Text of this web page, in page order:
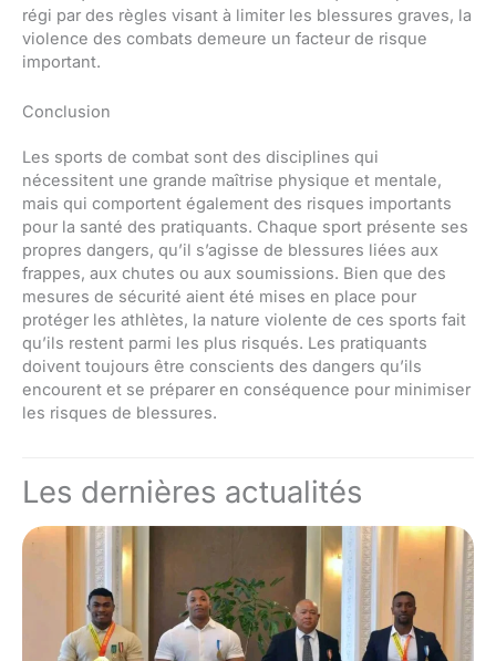
régi par des règles visant à limiter les blessures graves, la
violence des combats demeure un facteur de risque
important.
Conclusion
Les sports de combat sont des disciplines qui
nécessitent une grande maîtrise physique et mentale,
mais qui comportent également des risques importants
pour la santé des pratiquants. Chaque sport présente ses
propres dangers, qu’il s’agisse de blessures liées aux
frappes, aux chutes ou aux soumissions. Bien que des
mesures de sécurité aient été mises en place pour
protéger les athlètes, la nature violente de ces sports fait
qu’ils restent parmi les plus risqués. Les pratiquants
doivent toujours être conscients des dangers qu’ils
encourent et se préparer en conséquence pour minimiser
les risques de blessures.
Les dernières actualités